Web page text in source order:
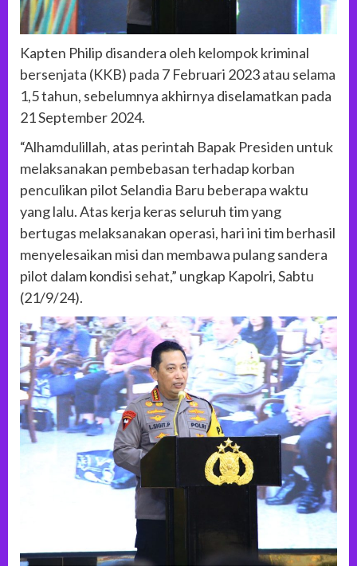
Kapten Philip disandera oleh kelompok kriminal
bersenjata (KKB) pada 7 Februari 2023 atau selama
1,5 tahun, sebelumnya akhirnya diselamatkan pada
21 September 2024.
“Alhamdulillah, atas perintah Bapak Presiden untuk
melaksanakan pembebasan terhadap korban
penculikan pilot Selandia Baru beberapa waktu
yang lalu. Atas kerja keras seluruh tim yang
bertugas melaksanakan operasi, hari ini tim berhasil
menyelesaikan misi dan membawa pulang sandera
pilot dalam kondisi sehat,” ungkap Kapolri, Sabtu
(21/9/24).